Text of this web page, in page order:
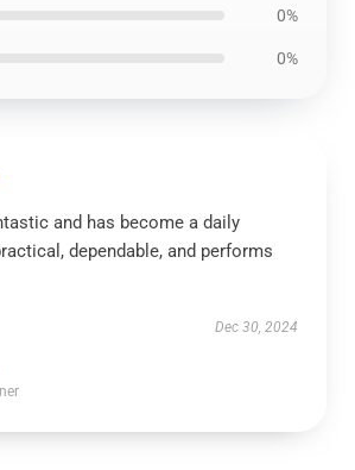
0%
0%
and has become a daily
dependable, and performs
Dec 30, 2024